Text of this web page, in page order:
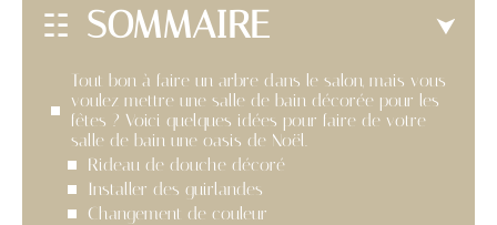
SOMMAIRE
Tout bon à faire un arbre dans le salon, mais vous
voulez mettre une salle de bain décorée pour les
fêtes ? Voici quelques idées pour faire de votre
salle de bain une oasis de Noël.
Rideau de douche décoré
Installer des guirlandes
Changement de couleur